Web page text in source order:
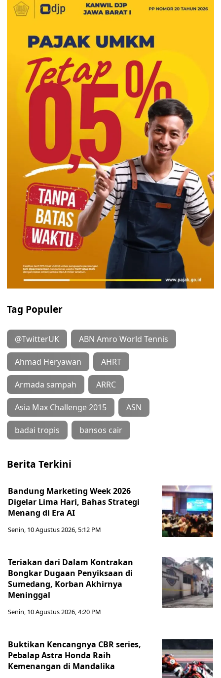
Tag Populer
@TwitterUK ABN Amro World Tennis
Ahmad Heryawan AHRT
Armada sampah ARRC
Asia Max Challenge 2015 ASN
badai tropis bansos cair
Berita Terkini
Bandung Marketing Week 2026
Digelar Lima Hari, Bahas Strategi
Menang di Era AI
Senin, 10 Agustus 2026, 5:12 PM
Teriakan dari Dalam Kontrakan
Bongkar Dugaan Penyiksaan di
Sumedang, Korban Akhirnya
Meninggal
Senin, 10 Agustus 2026, 4:20 PM
Buktikan Kencangnya CBR series,
Pebalap Astra Honda Raih
Kemenangan di Mandalika